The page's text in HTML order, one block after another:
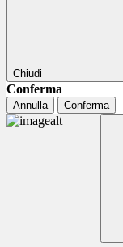
Chiudi
Conferma
Annulla Conferma